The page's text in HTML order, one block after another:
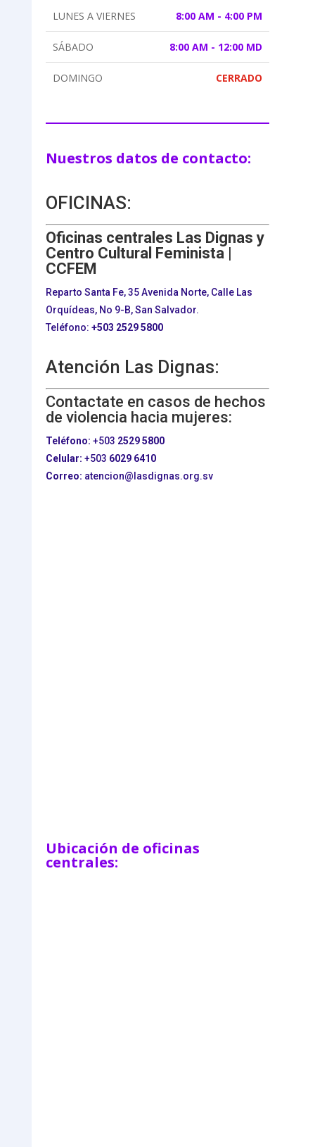
LUNES A VIERNES 8:00 AM - 4:00 PM
SÁBADO 8:00 AM - 12:00 MD
DOMINGO CERRADO
Nuestros datos de contacto:
OFICINAS:
Oficinas centrales Las Dignas y
Centro Cultural Feminista |
CCFEM
Reparto Santa Fe, 35 Avenida Norte, Calle Las
Orquídeas, No 9-B, San Salvador.
Teléfono: +503 2529 5800
Atención Las Dignas:
Contactate en casos de hechos
de violencia hacia mujeres:
Teléfono: +503 2529 5800
Celular: +503 6029 6410
Correo: atencion@lasdignas.org.sv
Ubicación de oficinas
centrales: